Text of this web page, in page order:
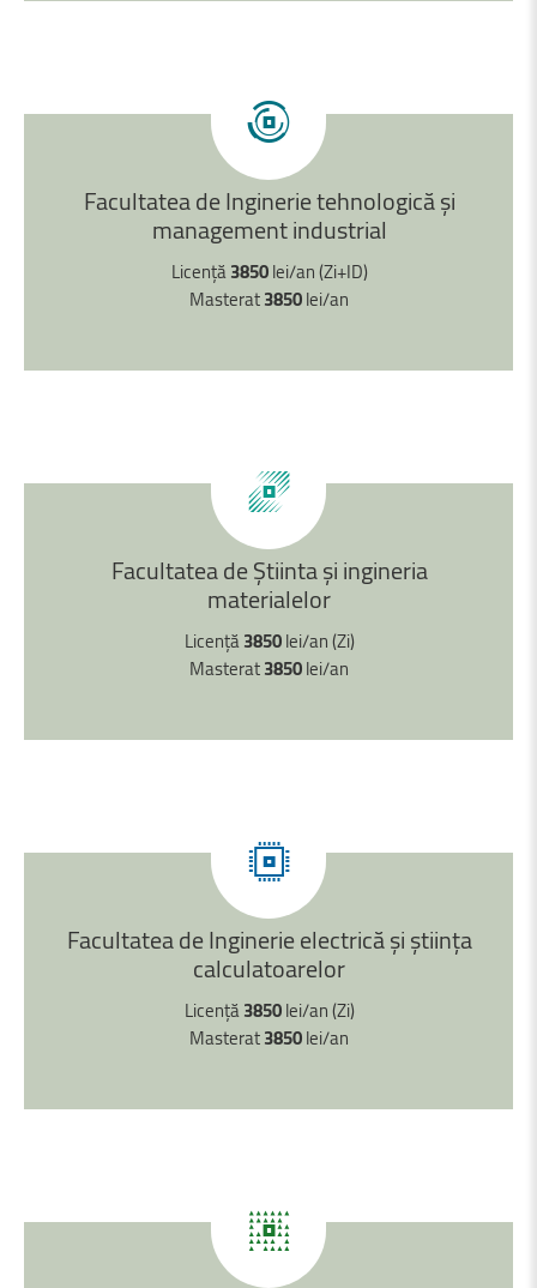
FacultateadeInginerietehnologicăși
managementindustrial
Licență3850lei/an (Zi+ID)
Masterat3850lei/an
FacultateadeȘtiintașiingineria
materialelor
Licență3850lei/an (Zi)
Masterat3850lei/an
FacultateadeInginerieelectricăşiștiinţa
calculatoarelor
Licență3850lei/an (Zi)
Masterat3850lei/an